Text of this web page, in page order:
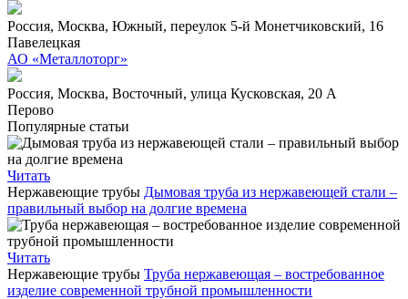
Россия, Москва, Южный, переулок 5-й Монетчиковский, 16
Павелецкая
АО «Металлоторг»
Россия, Москва, Восточный, улица Кусковская, 20 А
Перово
Популярные статьи
Читать
Нержавеющие трубы Дымовая труба из нержавеющей стали –
правильный выбор на долгие времена
Читать
Нержавеющие трубы Труба нержавеющая – востребованное
изделие современной трубной промышленности